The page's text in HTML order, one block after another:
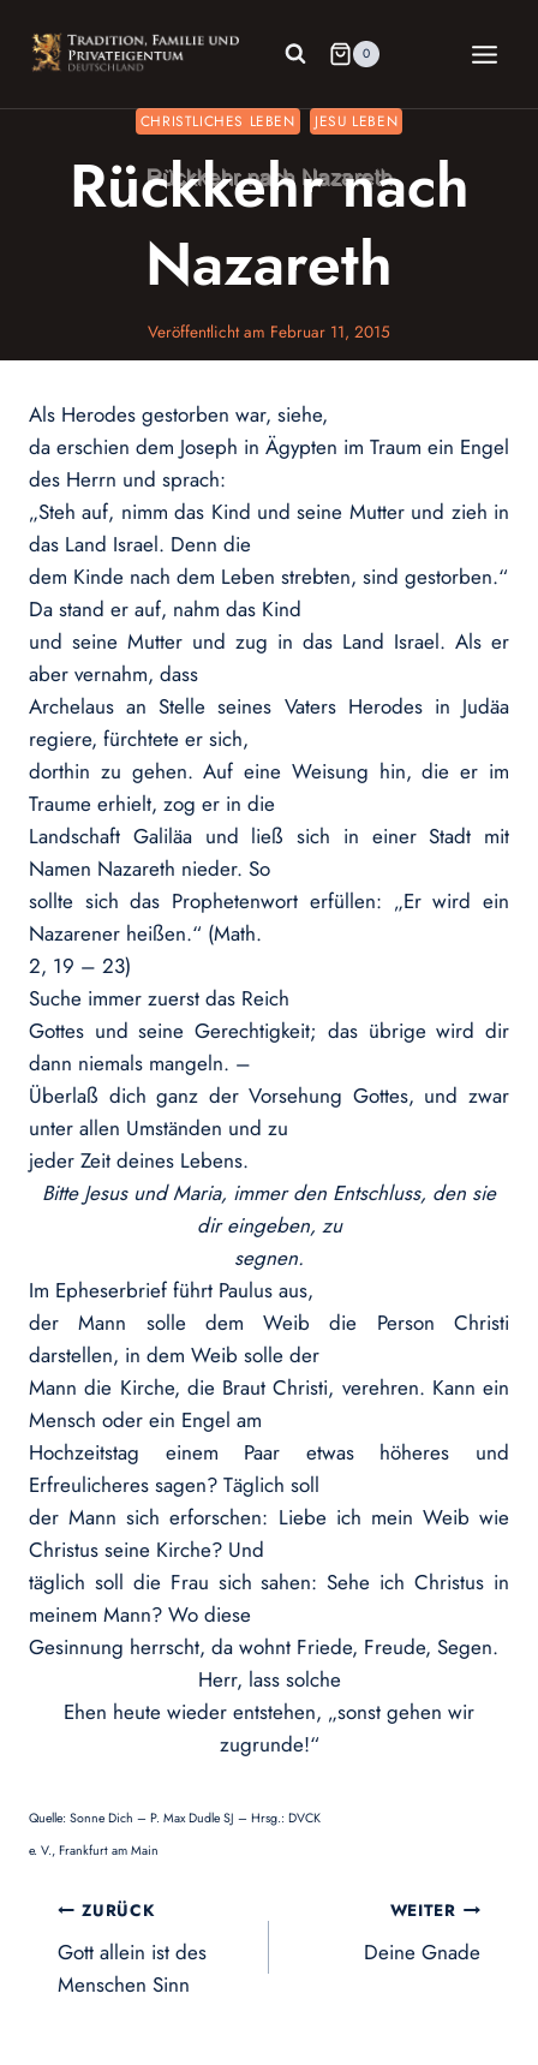
Inhalt
springen
0
CHRISTLICHES LEBEN JESU LEBEN
Rückkehr nach
Nazareth
Veröffentlicht am Februar 11, 2015
Als Herodes gestorben war, siehe,
da erschien dem Joseph in Ägypten im Traum ein Engel
des Herrn und sprach:
„Steh auf, nimm das Kind und seine Mutter und zieh in
das Land Israel. Denn die
dem Kinde nach dem Leben strebten, sind gestorben.“
Da stand er auf, nahm das Kind
und seine Mutter und zug in das Land Israel. Als er
aber vernahm, dass
Archelaus an Stelle seines Vaters Herodes in Judäa
regiere, fürchtete er sich,
dorthin zu gehen. Auf eine Weisung hin, die er im
Traume erhielt, zog er in die
Landschaft Galiläa und ließ sich in einer Stadt mit
Namen Nazareth nieder. So
sollte sich das Prophetenwort erfüllen: „Er wird ein
Nazarener heißen.“ (Math.
2, 19 – 23)
Suche immer zuerst das Reich
Gottes und seine Gerechtigkeit; das übrige wird dir
dann niemals mangeln. –
Überlaß dich ganz der Vorsehung Gottes, und zwar
unter allen Umständen und zu
jeder Zeit deines Lebens.
Bitte Jesus und Maria, immer den Entschluss, den sie
dir eingeben, zu
segnen.
Im Epheserbrief führt Paulus aus,
der Mann solle dem Weib die Person Christi
darstellen, in dem Weib solle der
Mann die Kirche, die Braut Christi, verehren. Kann ein
Mensch oder ein Engel am
Hochzeitstag einem Paar etwas höheres und
Erfreulicheres sagen? Täglich soll
der Mann sich erforschen: Liebe ich mein Weib wie
Christus seine Kirche? Und
täglich soll die Frau sich sahen: Sehe ich Christus in
meinem Mann? Wo diese
Gesinnung herrscht, da wohnt Friede, Freude, Segen.
Herr, lass solche
Ehen heute wieder entstehen, „sonst gehen wir
zugrunde!“
Quelle: Sonne Dich – P. Max Dudle SJ – Hrsg.: DVCK
e. V., Frankfurt am Main
Beitragsnavigation
ZURÜCK
Gott allein ist des
Menschen Sinn
WEITER
Deine Gnade